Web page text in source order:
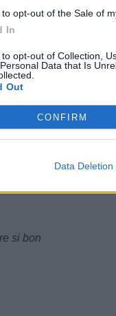
to opt-out of the Sale of
In
to opt-out of Collection,
Data that Is
Out
CONFIRM
Data Deletion
bon
si bon